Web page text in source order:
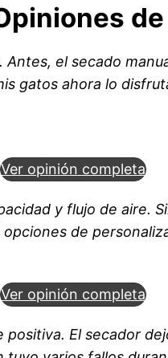
el secado
gatos ahora lo
Ver opinión completa
y flujo de aire.
de
Ver opinión completa
El secador